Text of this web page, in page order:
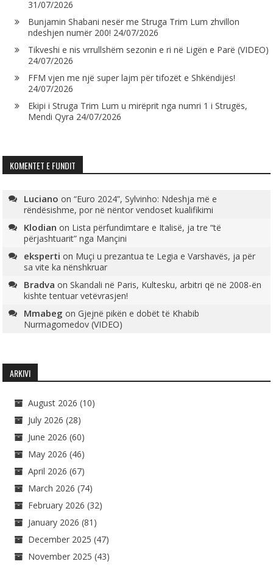
31/07/2026
Bunjamin Shabani nesër me Struga Trim Lum zhvillon
ndeshjen numër 200! 24/07/2026
Tikveshi e nis vrrullshëm sezonin e ri në Ligën e Parë (VIDEO)
24/07/2026
FFM vjen me një super lajm për tifozët e Shkëndijës!
24/07/2026
Ekipi i Struga Trim Lum u mirëprit nga numri 1 i Strugës,
Mendi Qyra 24/07/2026
KOMENTET E FUNDIT
Luciano on“Euro 2024”, Sylvinho: Ndeshja më e
rëndësishme, por në nëntor vendoset kualifikimi
Klodian on Lista përfundimtare e Italisë, ja tre “të
përjashtuarit” nga Mançini
eksperti on Muçi u prezantua te Legia e Varshavës, ja për
sa vite ka nënshkruar
Bradva onSkandali në Paris, Kultesku, arbitri që në 2008-ën
kishte tentuar vetëvrasjen!
Mmabeg onGjejnë pikën e dobët të Khabib
Nurmagomedov (VIDEO)
ARKIVI
August 2026 (10)
July 2026 (28)
June 2026 (60)
May 2026 (46)
April 2026 (67)
March 2026 (74)
February 2026 (32)
January 2026 (81)
December 2025 (47)
November 2025 (43)